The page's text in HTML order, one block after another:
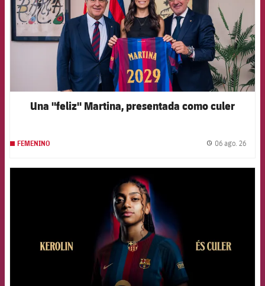
Una "feliz" Martina, presentada como culer
FEMENINO 06 ago. 26